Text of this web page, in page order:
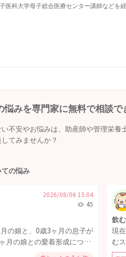
医科大学母子総合医療センター講師などを
悩みを専門家に無料で相談で
不安やお悩みは、助産師や管理栄養
てみませんか？
の悩み
2026/08/06 15:04
45
の娘と、0歳3ヶ月の息子が
月の娘との愛着形成につい
下の子出産までの1年2ヶ月
飲
現
む
140